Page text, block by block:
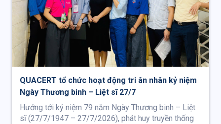
QUACERT tổ chức hoạt động tri ân nhân kỷ niệm
Ngày Thương binh – Liệt sĩ 27/7
Hướng tới kỷ niệm 79 năm Ngày Thương binh – Liệt
sĩ (27/7/1947 – 27/7/2026), phát huy truyền thống